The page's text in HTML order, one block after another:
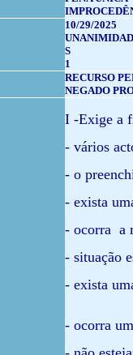
10/29/2025
S
1
RECURSO
NEGADO
I -Exige a
- vários
- o
- exista
- ocorra a
- situação
- exista
- ocorra